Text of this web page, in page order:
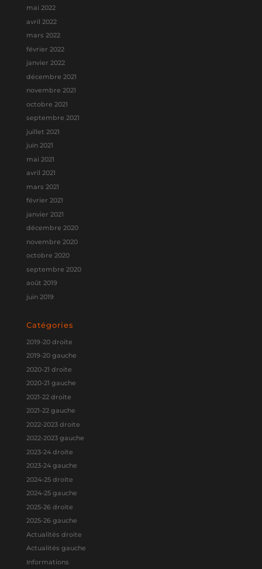
mai 2022
avril 2022
mars 2022
février 2022
janvier 2022
décembre 2021
novembre 2021
octobre 2021
septembre 2021
juillet 2021
juin 2021
mai 2021
avril 2021
mars 2021
février 2021
janvier 2021
décembre 2020
novembre 2020
octobre 2020
septembre 2020
août 2019
juin 2019
Catégories
2019-20 droite
2019-20 gauche
2020-21 droite
2020-21 gauche
2021-22 droite
2021-22 gauche
2022-2023 droite
2022-2023 gauche
2023-24 droite
2023-24 gauche
2024-25 droite
2024-25 gauche
2025-26 droite
2025-26 gauche
Actualités droite
Actualités gauche
Informations